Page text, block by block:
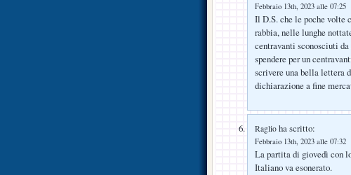
Febbraio 13th, 2023 alle 07:25
Il D.S. che le poche volte
rabbia, nelle lunghe
centravanti sconosciuti
spendere per un
scrivere una bella lettera
dichiarazione a fine
Raglio ha scritto:
Febbraio 13th, 2023 alle 07:32
La partita di giovedì con
Italiano va esonerato.